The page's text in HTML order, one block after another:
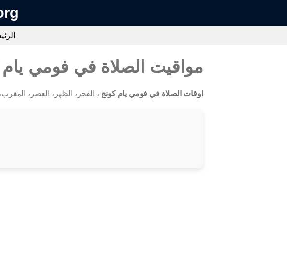
مواقيت الصلاة في فومي
اوقات الصلاة في فومي يام كونج ، الفجر، الظهر، العصر، المغرب،